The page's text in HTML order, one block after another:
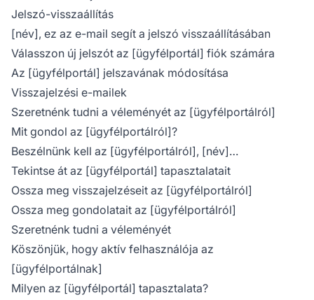
Jelszó-visszaállítás
[név], ez az e-mail segít a jelszó visszaállításában
Válasszon új jelszót az [ügyfélportál] fiók számára
Az [ügyfélportál] jelszavának módosítása
Visszajelzési e-mailek
Szeretnénk tudni a véleményét az [ügyfélportálról]
Mit gondol az [ügyfélportálról]?
Beszélnünk kell az [ügyfélportálról], [név]…
Tekintse át az [ügyfélportál] tapasztalatait
Ossza meg visszajelzéseit az [ügyfélportálról]
Ossza meg gondolatait az [ügyfélportálról]
Szeretnénk tudni a véleményét
Köszönjük, hogy aktív felhasználója az
[ügyfélportálnak]
Milyen az [ügyfélportál] tapasztalata?